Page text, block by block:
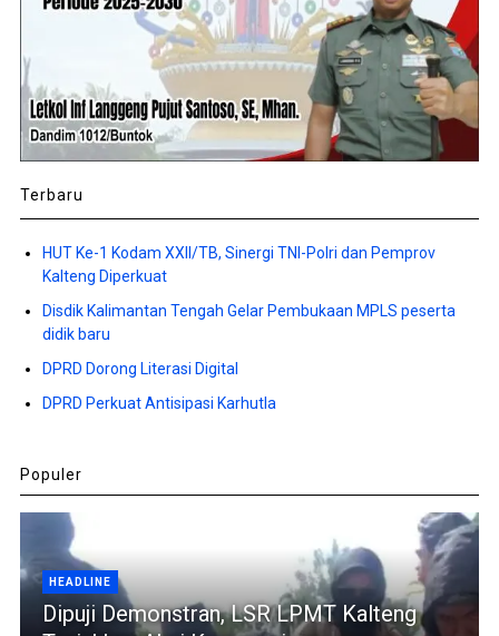
Terbaru
HUT Ke-1 Kodam XXII/TB, Sinergi TNI-Polri dan Pemprov
Kalteng Diperkuat
Disdik Kalimantan Tengah Gelar Pembukaan MPLS peserta
didik baru
DPRD Dorong Literasi Digital
DPRD Perkuat Antisipasi Karhutla
Populer
HEADLINE
Dipuji Demonstran, LSR LPMT Kalteng